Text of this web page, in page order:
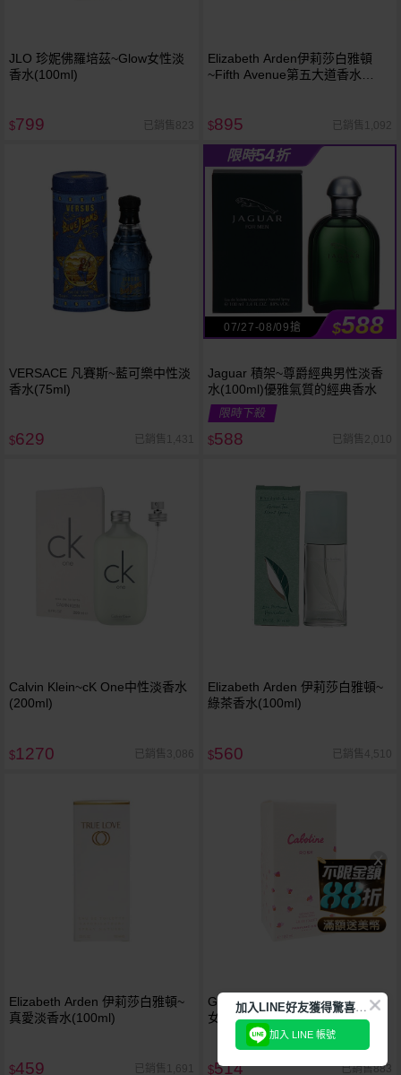
JLO 珍妮佛羅培茲~Glow女性淡
香水(100ml)
$799 已銷售823
Elizabeth Arden伊莉莎白雅頓
~Fifth Avenue第五大道香水
$895 已銷售1,092
VERSACE 凡賽斯~藍可樂中性淡
香水(75ml)
$629 已銷售1,431
限時54折
07/27-08/09搶 $588
Jaguar 積架~尊爵經典男性淡香
水(100ml)優雅氣質的經典香水
限時下殺
$588 已銷售2,010
Calvin Klein~cK One中性淡香水
(200ml)
$1270 已銷售3,086
Elizabeth Arden 伊莉莎白雅頓~
綠茶香水(100ml)
$560 已銷售4,510
Elizabeth Arden 伊莉莎白雅頓~
真愛淡香水(100ml)
$459 已銷售1,691
Gres Cabotine Rose~粉紅佳人
女性淡香水(100ml)
$514 已銷售883
加
入LINE好友獲得驚喜折扣!
加入 LINE 帳號